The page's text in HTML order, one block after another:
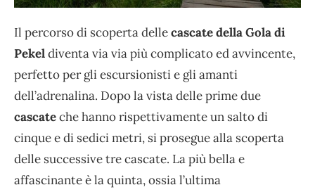
Il percorso di scoperta dellecascate della Gola di
Pekeldiventa via via più complicato ed avvincente,
perfetto per gli escursionisti e gli amanti
dell’adrenalina. Dopo la vista delle prime due
cascateche hanno rispettivamente un salto di
cinque e di sedici metri, si prosegue alla scoperta
delle successive tre cascate. La più bella e
affascinante è la quinta, ossia l’ultima